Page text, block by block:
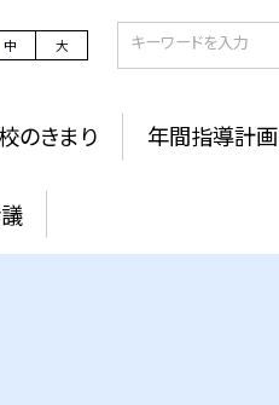
中 大
のきまり 年間指導計画